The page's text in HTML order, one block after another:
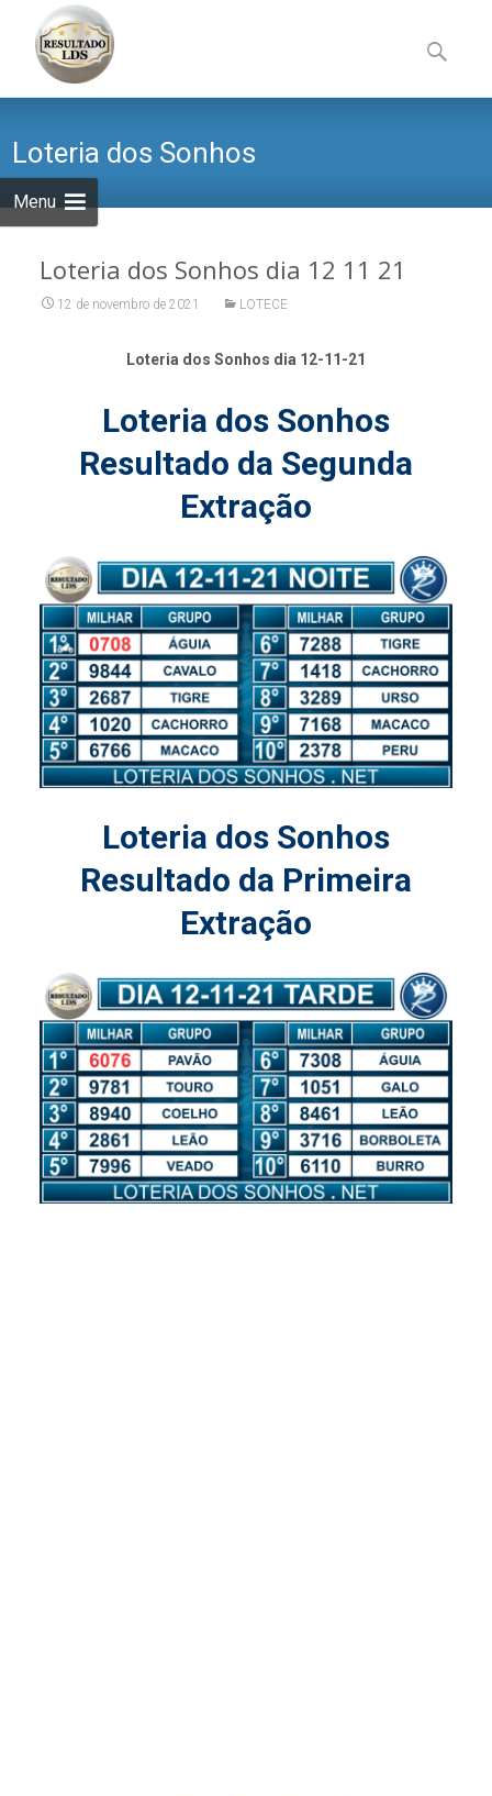
Menu
to
content
por:
Loteria dos Sonhos
Loteria dos Sonhos dia 12 11 21
12 de novembro de 2021 LOTECE
Loteria dos Sonhos dia 12-11-21
Loteria dos Sonhos
Resultado da Segunda
Extração
Loteria dos Sonhos
Resultado da Primeira
Extração